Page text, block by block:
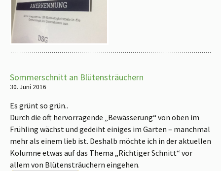
Sommerschnitt an Blütensträuchern
30. Juni 2016
Es grünt so grün..
Durch die oft hervorragende „Bewässerung“ von oben im
Frühling wächst und gedeiht einiges im Garten – manchmal
mehr als einem lieb ist. Deshalb möchte ich in der aktuellen
Kolumne etwas auf das Thema „Richtiger Schnitt“ vor
allem von Blütensträuchern eingehen.